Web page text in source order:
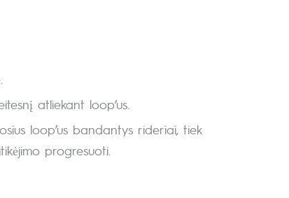
atliekant loop’us.
loop’us bandantys rideriai, tiek
progresuoti.